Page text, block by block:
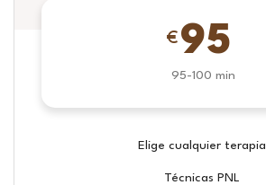
€ 95
95-100 min
Elige cualquier terapia
Técnicas PNL